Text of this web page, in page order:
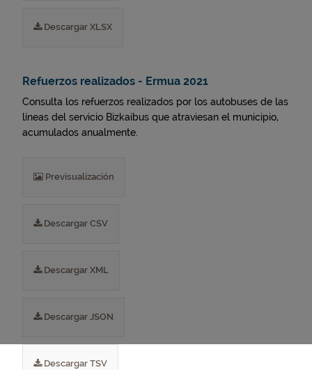
Descargar XLSX
Refuerzos realizados - Ermua 2021
Consulta los refuerzos realizados por los autobuses de las
líneas del servicio Bizkaibus que atraviesan el municipio,
acumulados anualmente.
Previsualización
Descargar CSV
Descargar XML
Descargar JSON
Descargar TSV